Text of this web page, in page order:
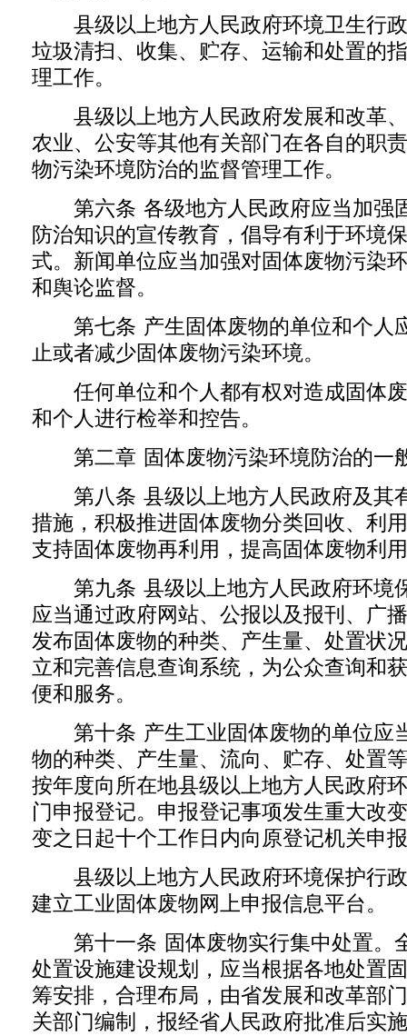
县级以上地方人民政府环境卫生行
垃圾清扫、收集、贮存、运输和处置的
理工作。
县级以上地方人民政府发展和改革
农业、公安等其他有关部门在各自的职
物污染环境防治的监督管理工作。
第六条 各级地方人民政府应当加强
防治知识的宣传教育，倡导有利于环境
式。新闻单位应当加强对固体废物污染
和舆论监督。
第七条 产生固体废物的单位和个人
止或者减少固体废物污染环境。
任何单位和个人都有权对造成固体
和个人进行检举和控告。
第二章 固体废物污染环境防治的一
第八条 县级以上地方人民政府及其
措施，积极推进固体废物分类回收、利
支持固体废物再利用，提高固体废物利
第九条 县级以上地方人民政府环境
应当通过政府网站、公报以及报刊、广
发布固体废物的种类、产生量、处置状
立和完善信息查询系统，为公众查询和
便和服务。
第十条 产生工业固体废物的单位应
物的种类、产生量、流向、贮存、处置
按年度向所在地县级以上地方人民政府
门申报登记。申报登记事项发生重大改
变之日起十个工作日内向原登记机关申
县级以上地方人民政府环境保护行
建立工业固体废物网上申报信息平台。
第十一条 固体废物实行集中处置。
处置设施建设规划，应当根据各地处置
筹安排，合理布局，由省发展和改革部
关部门编制，报经省人民政府批准后实